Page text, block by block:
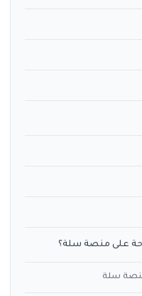
على منصة سلة؟
سلة